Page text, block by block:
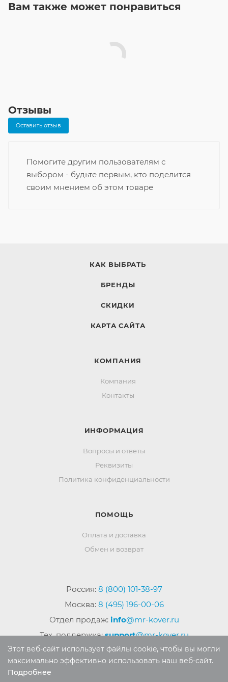
Вам также может понравиться
Отзывы
Оставить отзыв
Помогите другим пользователям с
выбором - будьте первым, кто поделится
своим мнением об этом товаре
КАК ВЫБРАТЬ
БРЕНДЫ
СКИДКИ
КАРТА САЙТА
КОМПАНИЯ
Компания
Контакты
ИНФОРМАЦИЯ
Вопросы и ответы
Реквизиты
Политика конфиденциальности
ПОМОЩЬ
Оплата и доставка
Обмен и возврат
Россия: 8 (800) 101-38-97
Москва: 8 (495) 196-00-06
Отдел продаж: info@mr-kover.ru
Тех. поддержка:support@mr-kover.ru
Этот веб-сайт использует файлы cookie, чтобы вы могли
максимально эффективно использовать наш веб-сайт.
Подробнее